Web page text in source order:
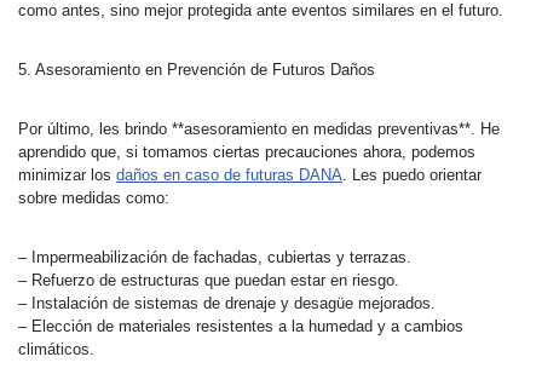
como antes, sino mejor protegida ante eventos similares en el futuro.
5. Asesoramiento en Prevención de Futuros Daños
Por último, les brindo **asesoramiento en medidas preventivas**. He
aprendido que, si tomamos ciertas precauciones ahora, podemos
minimizar los daños en caso de futuras DANA. Les puedo orientar
sobre medidas como:
– Impermeabilización de fachadas, cubiertas y terrazas.
– Refuerzo de estructuras que puedan estar en riesgo.
– Instalación de sistemas de drenaje y desagüe mejorados.
– Elección de materiales resistentes a la humedad y a cambios
climáticos.